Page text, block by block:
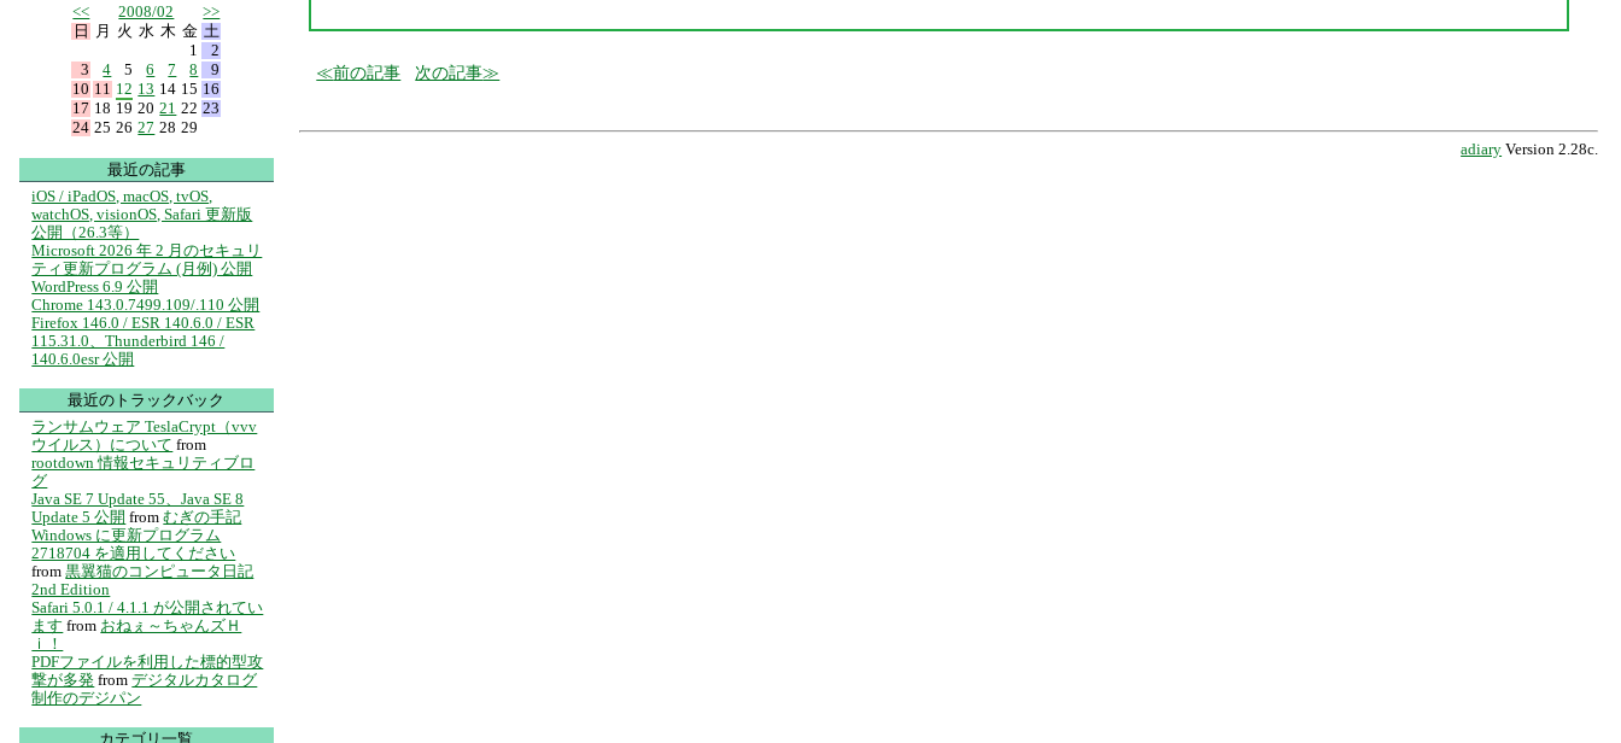
前の記事 次の記事
adiary Version 2.28c.
<<
2008/02
>>
日
月 火 水 木 金 土
1
2
3
4 5 6 7 8
9
10 11 12 13 14 15 16
17 18 19 20 21 22 23
24 25 26 27 28 29
最近の記事
iOS / iPadOS, macOS, tvOS,
watchOS, visionOS, Safari 更新版
公開（26.3等）
Microsoft 2026 年 2 月のセキュリ
ティ更新プログラム (月例) 公開
WordPress 6.9 公開
Chrome 143.0.7499.109/.110 公開
Firefox 146.0 / ESR 140.6.0 / ESR
115.31.0、Thunderbird 146 /
140.6.0esr 公開
最近のトラックバック
ランサムウェア TeslaCrypt（vvv
ウイルス）について from
rootdown 情報セキュリティブロ
グ
Java SE 7 Update 55、Java SE 8
Update 5 公開 from むぎの手記
Windows に更新プログラム
2718704 を適用してください
from 黒翼猫のコンピュータ日記
2nd Edition
Safari 5.0.1 / 4.1.1 が公開されてい
ます from おねぇ～ちゃんズＨ
ｉ！
PDFファイルを利用した標的型攻
撃が多発 from デジタルカタログ
制作のデジパン
カテゴリ一覧